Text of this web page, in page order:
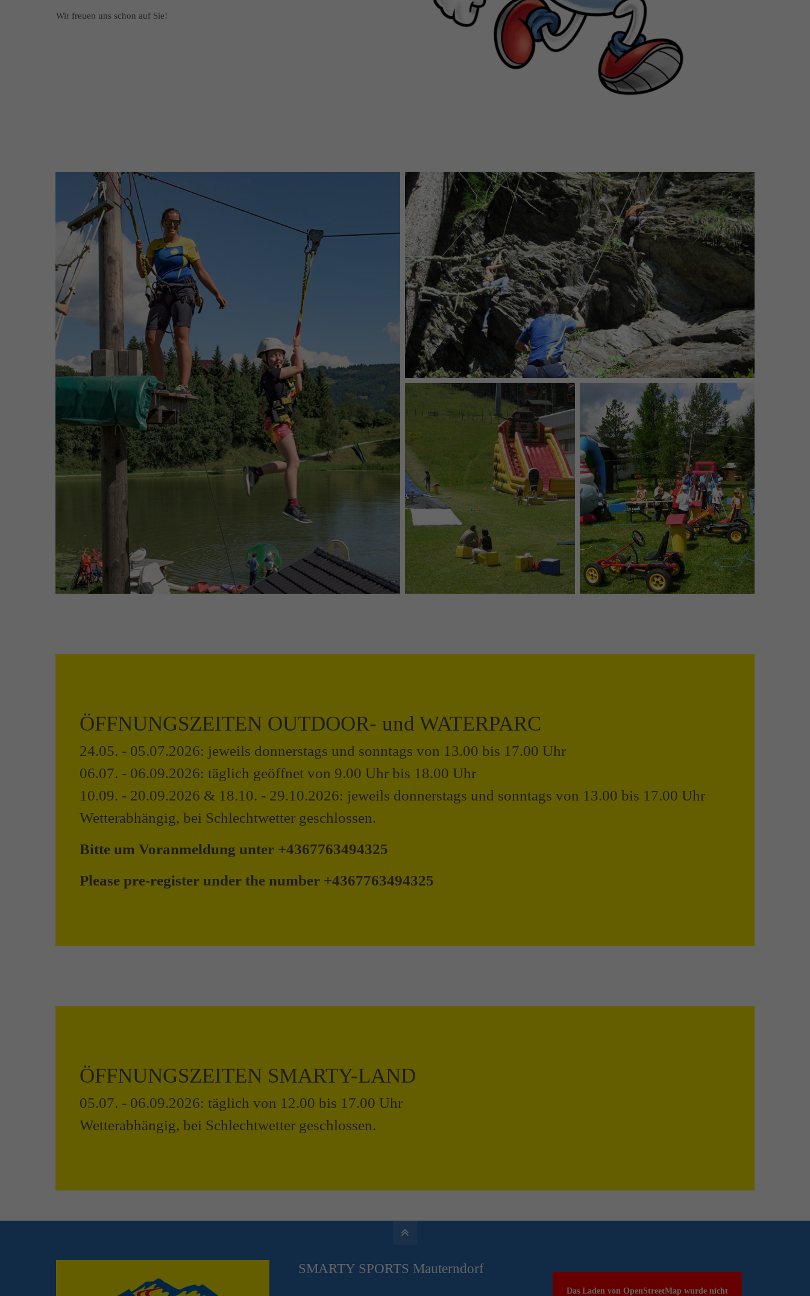
Wir freuen uns schon auf Sie!
ÖFFNUNGSZEITEN OUTDOOR- und WATERPARC
24.05. - 05.07.2026: jeweils donnerstags und sonntags von 13.00 bis 17.00 Uhr
06.07. - 06.09.2026: täglich geöffnet von 9.00 Uhr bis 18.00 Uhr
10.09. - 20.09.2026 & 18.10. - 29.10.2026: jeweils donnerstags und sonntags von 13.00 bis 17.00 Uhr
Wetterabhängig, bei Schlechtwetter geschlossen.
Bitte um Voranmeldung unter +4367763494325
Please pre-register under the number +4367763494325
ÖFFNUNGSZEITEN SMARTY-LAND
05.07. - 06.09.2026: täglich von 12.00 bis 17.00 Uhr
Wetterabhängig, bei Schlechtwetter geschlossen.
SMARTY SPORTS Mauterndorf
Das Laden von OpenStreetMap wurde nicht